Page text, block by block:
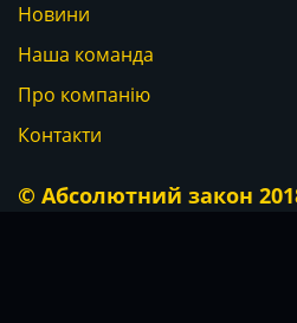
Новини
Наша команда
Про компанію
Контакти
© Абсолютний закон